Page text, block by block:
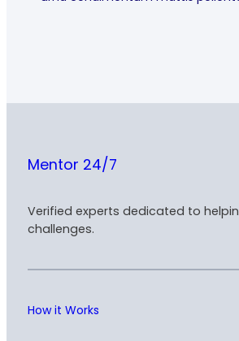
Mentor 24/7
Verified experts dedicated to
challenges.
How it Works